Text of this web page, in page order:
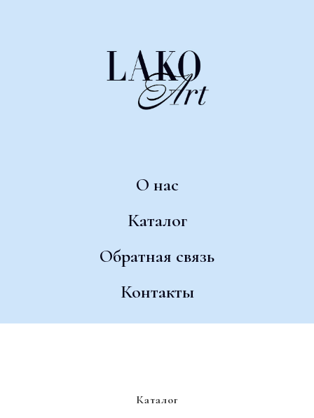
О нас
Каталог
Обратная связь
Контакты
Каталог